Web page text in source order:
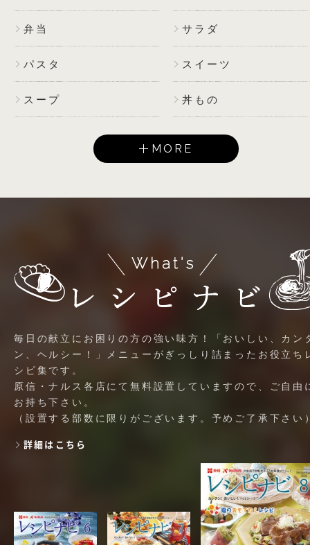
弁当 サラダ
パスタ スイーツ
スープ 丼もの
MORE
毎日の献立にお困りの方の強い味方！「おいしい、カン
ン、ヘルシー！」メニューがぎっしり詰まったお役立ち
シピ集です。
原信・ナルス各店にて無料設置していますので、ご自由
お持ち下さい。
（設置する部数に限りがございます。予めご了承下さい
詳細はこちら